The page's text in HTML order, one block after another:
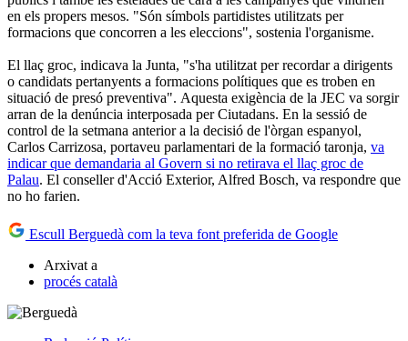
en els propers mesos. "Són símbols partidistes utilitzats per
formacions que concorren a les eleccions", sostenia l'organisme.
El llaç groc, indicava la Junta, "s'ha utilitzat per recordar a dirigents
o candidats pertanyents a formacions polítiques que es troben en
situació de presó preventiva". Aquesta exigència de la JEC va sorgir
arran de la denúncia interposada per Ciutadans. En la sessió de
control de la setmana anterior a la decisió de l'òrgan espanyol,
Carlos Carrizosa, portaveu parlamentari de la formació taronja, va
indicar que demandaria al Govern si no retirava el llaç groc de
Palau. El conseller d'Acció Exterior, Alfred Bosch, va respondre que
no ho farien.
Escull Berguedà com la teva font preferida de Google
Arxivat a
procés català